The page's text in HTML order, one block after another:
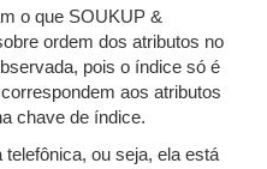
o que SOUKUP &
ordem dos atributos no
pois o índice só é
aos atributos
chave de índice.
ou seja, ela está